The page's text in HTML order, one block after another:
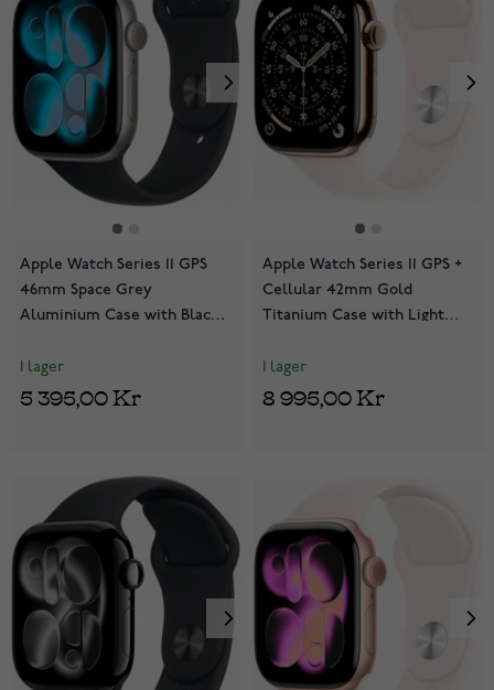
Apple Watch Series 11 GPS
46mm Space Grey
Aluminium Case with Black
I lager
5 395,00 Kr
Apple Watch Series 11 GPS +
Cellular 42mm Gold
Titanium Case with Light
MF8X4QN/A
I lager
8 995,00 Kr